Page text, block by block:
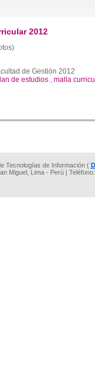
2012
de Gestión 2012
de estudios , malla
Tecnologías de Información (
Miguel, Lima - Perú |